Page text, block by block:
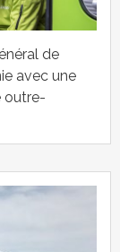
de
avec une
outre-